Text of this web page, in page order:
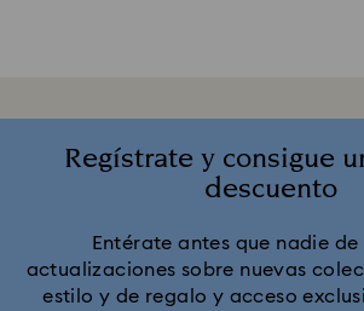
Regístrate y consigue
descuento
Entérate antes que nadie
actualizaciones sobre nuevas
estilo y de regalo y acceso